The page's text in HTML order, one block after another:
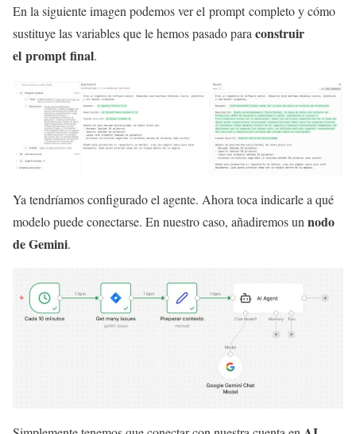
En la siguiente imagen podemos ver el prompt completo y cómo
sustituye las variables que le hemos pasado para construir
el prompt final.
Ya tendríamos configurado el agente. Ahora toca indicarle a qué
modelo puede conectarse. En nuestro caso, añadiremos un nodo
de Gemini.